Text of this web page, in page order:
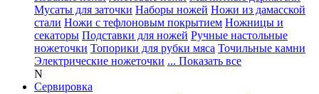
Мусаты для заточки Наборы ножей Ножи из дамасской
стали Ножи с тефлоновым покрытием Ножницы и
секаторы Подставки для ножей Ручные настольные
ножеточки Топорики для рубки мяса Точильные камни
Электрические ножеточки ... Показать все
N
Сервировка